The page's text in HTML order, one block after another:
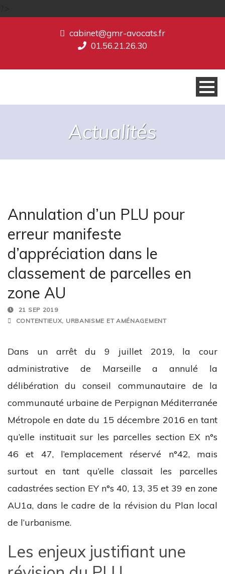
cabinet@gmr-avocats.fr
01.56.21.26.30
Actualités
Annulation d’un PLU pour
erreur manifeste
d’appréciation dans le
classement de parcelles en
zone AU
21 SEP 2019
CONTENTIEUX, URBANISME ET AMÉNAGEMENT
Dans un arrêt du 9 juillet 2019, la cour
administrative de Marseille a annulé la
délibération du conseil communautaire de la
communauté urbaine de Perpignan Méditerranée
Métropole en date du 15 décembre 2016 en tant
qu’elle instituait sur les parcelles section EX n°s
46 et 47, l’emplacement réservé n°42, mais
surtout en tant qu’elle classait les parcelles
cadastrées section EY n°s 40, 13, 35 et 39 en zone
AU1a, dans le cadre de la révision du Plan local
de l’urbanisme.
Les enjeux justifiant une